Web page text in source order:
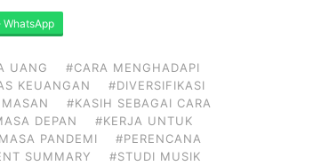
WhatsApp
UANG
#CARA MENGHADAPI
KEUANGAN
#DIVERSIFIKASI
#KASIH SEBAGAI CARA
DEPAN
#KERJA UNTUK
PANDEMI
#PERENCANA
SUMMARY
#STUDI MUSIK